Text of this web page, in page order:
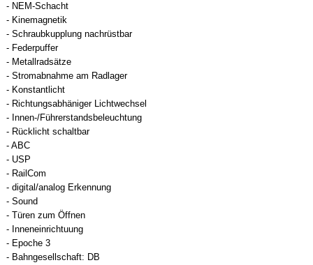
- NEM-Schacht
- Kinemagnetik
- Schraubkupplung nachrüstbar
- Federpuffer
- Metallradsätze
- Stromabnahme am Radlager
- Konstantlicht
- Richtungsabhäniger Lichtwechsel
- Innen-/Führerstandsbeleuchtung
- Rücklicht schaltbar
- ABC
- USP
- RailCom
- digital/analog Erkennung
- Sound
- Türen zum Öffnen
- Inneneinrichtuung
- Epoche 3
- Bahngesellschaft: DB